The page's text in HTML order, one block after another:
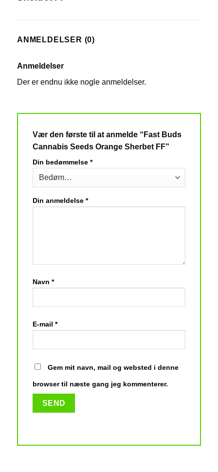
ANMELDELSER (0)
Anmeldelser
Der er endnu ikke nogle anmeldelser.
Vær den første til at anmelde “Fast Buds
Cannabis Seeds Orange Sherbet FF”
Din bedømmelse *
Din anmeldelse *
Navn *
E-mail *
Gem mit navn, mail og websted i denne
browser til næste gang jeg kommenterer.